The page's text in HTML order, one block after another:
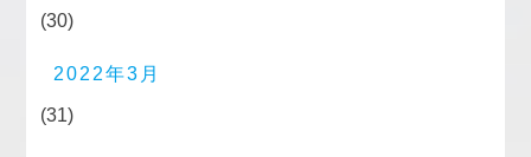
(30)
2022年3月
(31)